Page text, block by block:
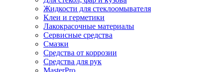
Жидкости для стеклоомывателя
Клеи и герметики
Лакокрасочные материалы
Сервисные средства
Смазки
Средства от коррозии
Средства для рук